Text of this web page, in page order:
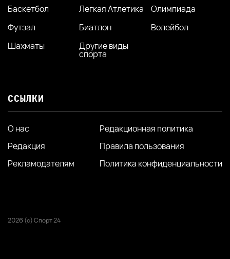
Баскетбол
Легкая Атлетика
Олимпиада
Футзал
Биатлон
Волейбол
Шахматы
Другие виды
спорта
ССЫЛКИ
О нас
Редакция
Рекламодателям
Редакционная политика
Правила пользования
Политика конфиденциальности
2026 (с) Спорт 24